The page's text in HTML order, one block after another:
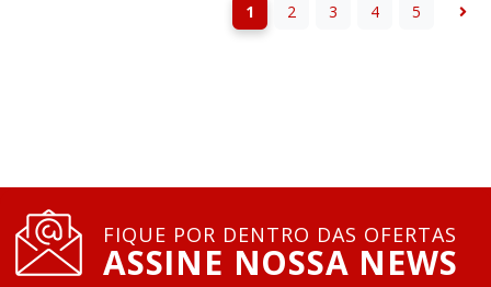
1 2 3 4 5
FIQUE POR DENTRO DAS OFERTAS
ASSINE NOSSA NEWS